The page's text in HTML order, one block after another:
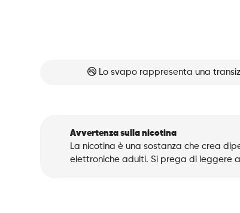
Lo svapo rappresenta una
Avvertenza sulla nicotina
La nicotina è una sostanza che crea
elettroniche adulti. Si prega di leggere